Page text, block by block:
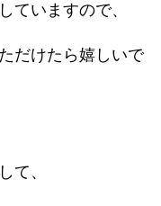
ていますので、
だけたら嬉しいで
て、